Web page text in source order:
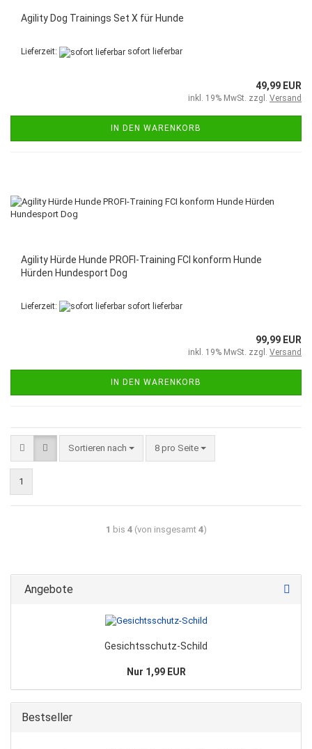
Agility Dog Trainings Set X für Hunde
Lieferzeit: sofort lieferbar
49,99 EUR
inkl. 19% MwSt. zzgl. Versand
IN DEN WARENKORB
Agility Hürde Hunde PROFI-Training FCI konform Hunde
Hürden Hundesport Dog
Lieferzeit: sofort lieferbar
99,99 EUR
inkl. 19% MwSt. zzgl. Versand
IN DEN WARENKORB
Sortieren nach 8 pro Seite
1
1 bis 4(von insgesamt 4)
Angebote
Gesichtsschutz-Schild
Nur 1,99 EUR
Bestseller